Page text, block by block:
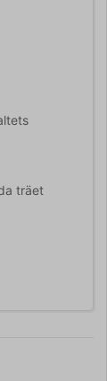
träet